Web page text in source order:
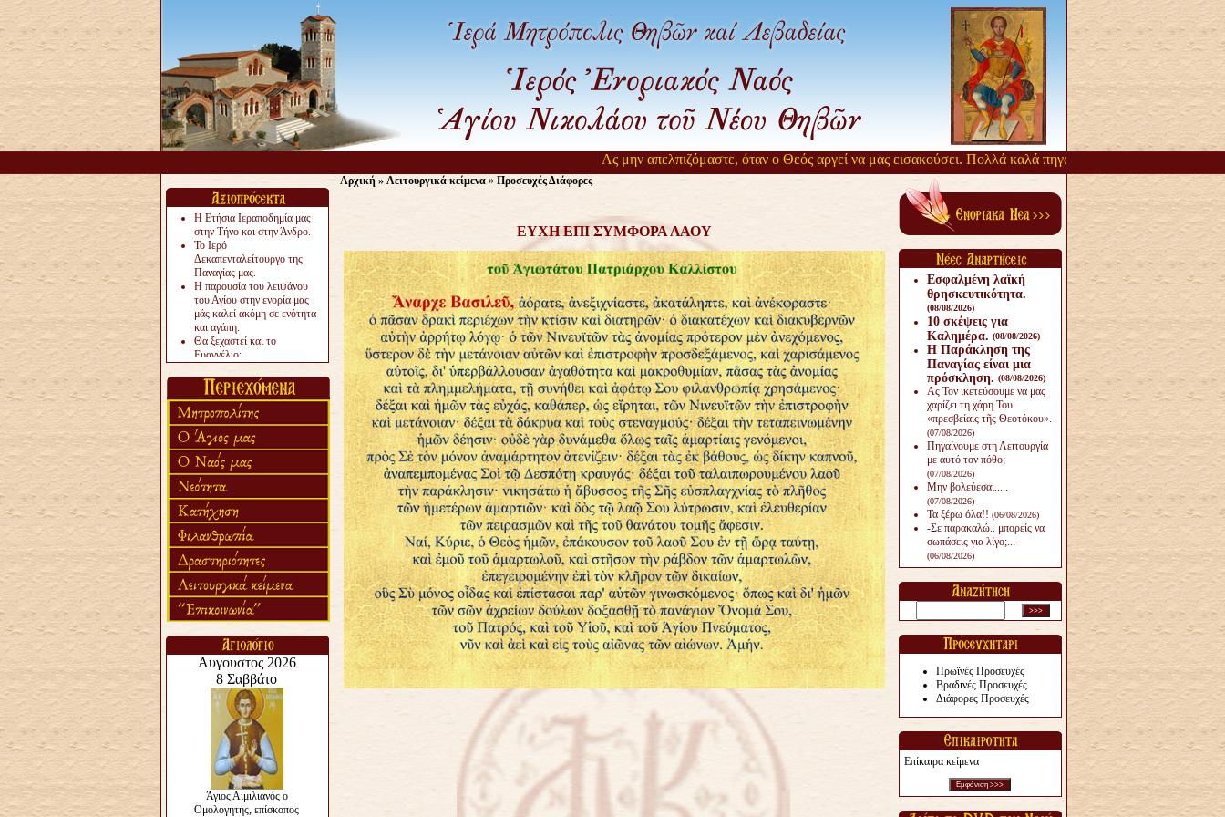
Ας μην απελπιζόμαστε, όταν ο Θεός αργεί να μας εισακούσει. Πολλά καλά πηγάζουν, από την αργοπορία
Η Ετήσια Ιεραποδημία μας
στην Τήνο και στην Άνδρο.
Το Ιερό
Δεκαπενταλείτουργο της
Παναγίας μας.
Η παρουσία του λειψάνου
του Αγίου στην ενορία μας
μάς καλεί ακόμη σε ενότητα
και αγάπη.
Θα ξεχαστεί και το
Ευαγγέλιο;
«πολύ αργά».
Ζητείται....
Αρχική» Λειτουργικά κείμενα» Προσευχές Διάφορες
ΕΥΧΗ ΕΠΙ ΣΥΜΦΟΡΑ ΛΑΟΥ
Εσφαλμένη λαϊκή
θρησκευτικότητα.
(08/08/2026)
10 σκέψεις για
Καλημέρα. (08/08/2026)
Η Παράκληση της
Παναγίας είναι μια
πρόσκληση. (08/08/2026)
Ας Τον ικετεύσουμε να μας
χαρίζει τη χάρη Του
«πρεσβείαις τῆς Θεοτόκου».
(07/08/2026)
Πηγαίνουμε στη Λειτουργία
με αυτό τον πόθο;
(07/08/2026)
Μην βολεύεσαι.....
(07/08/2026)
Τα ξέρω όλα!! (06/08/2026)
-Σε παρακαλώ.. μπορείς να
σωπάσεις για λίγο;...
(06/08/2026)
Πρωϊνές Προσευχές
Βραδινές Προσευχές
Διάφορες Προσευχές
Επίκαιρα κείμενα